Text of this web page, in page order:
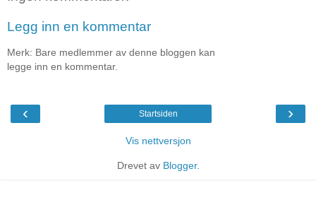
Legg inn en kommentar
Merk: Bare medlemmer av denne bloggen kan
legge inn en kommentar.
‹ ›
Startsiden
Vis nettversjon
Drevet av Blogger.